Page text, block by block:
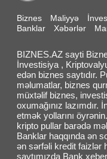
Biznes Maliyyə
Banklar
Xəbərlər
BIZNES.AZ sayti
İnvestisiya ,
edən biznes saytıdır.
məlumatlar, biznes
müxtəlif biznes,
oxumağınız
etmək yollarını
kripto pullar barədə
Banklar haqqında ən
ən sərfəli kredit faizlər
saytımızda Bank